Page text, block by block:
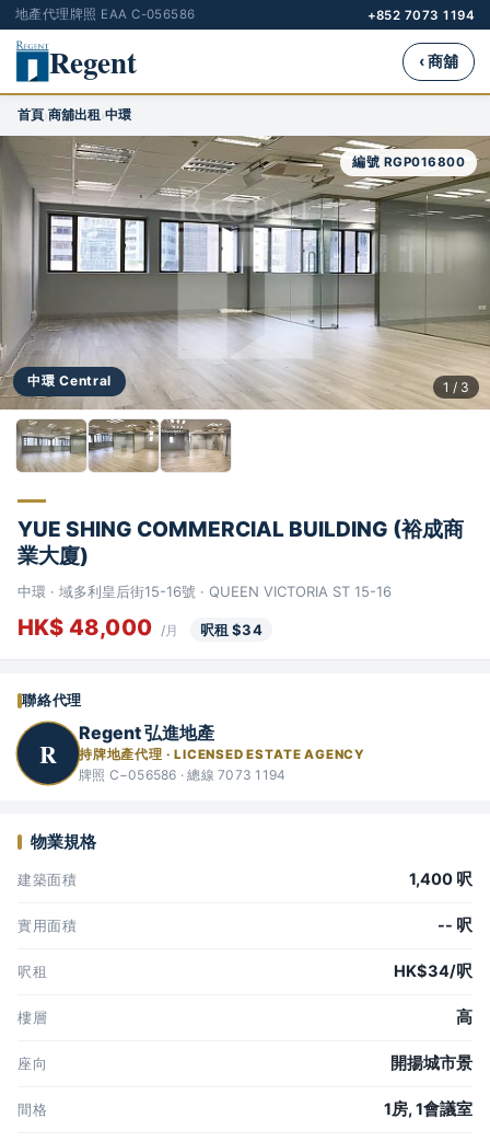
地產代理牌照 EAA C-056586 +852 7073 1194
Regent ‹ 商舖
首頁›商舖出租›中環
中環 Central
編號 RGP016800
1 / 3
YUE SHING COMMERCIAL BUILDING (裕成商
業大廈)
中環 · 域多利皇后街15-16號 · QUEEN VICTORIA ST 15-16
HK$ 48,000 /月 呎租 $34
聯絡代理
R
Regent 弘進地產
持牌地產代理 · LICENSED ESTATE AGENCY
牌照 C−056586 · 總線 7073 1194
物業規格
建築面積 1,400 呎
實用面積 -- 呎
呎租 HK$34/呎
樓層 高
座向 開揚城市景
間格 1房, 1會議室